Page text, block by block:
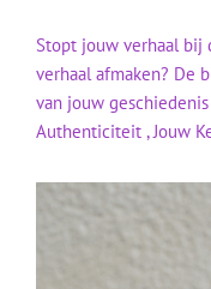
Stopt jouw verhaal bij
verhaal afmaken? De
van jouw
Authenticiteit , Jouw